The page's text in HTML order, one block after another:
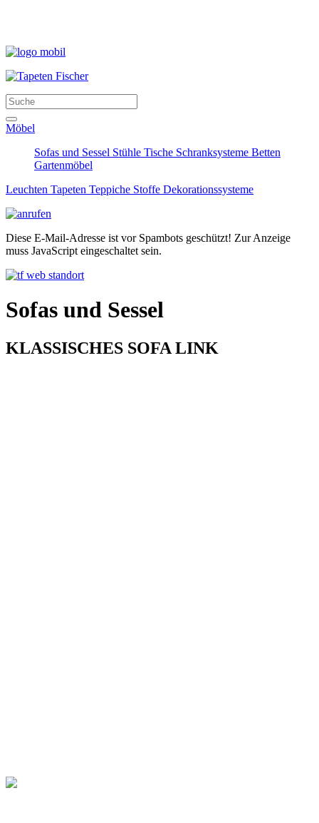
Möbel
Sofas und Sessel Stühle Tische Schranksysteme Betten
Gartenmöbel
Leuchten Tapeten Teppiche Stoffe Dekorationssysteme
Diese E-Mail-Adresse ist vor Spambots geschützt! Zur Anzeige
muss JavaScript eingeschaltet sein.
Sofas und Sessel
KLASSISCHES SOFA LINK